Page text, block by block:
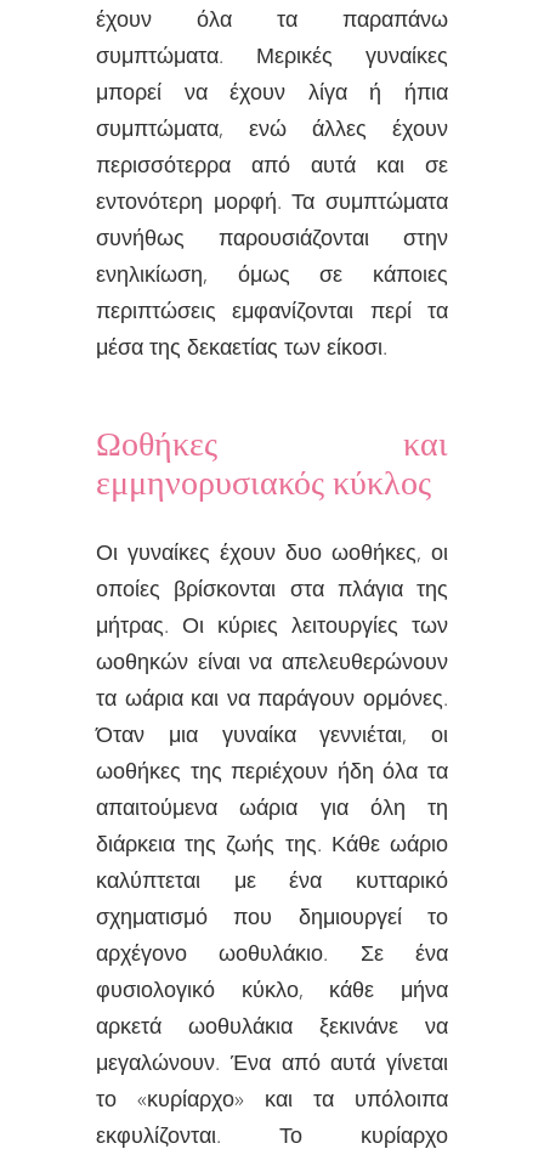
έχουν όλα τα παραπάνω
συμπτώματα. Μερικές γυναίκες
μπορεί να έχουν λίγα ή ήπια
συμπτώματα, ενώ άλλες έχουν
περισσότερρα από αυτά και σε
εντονότερη μορφή. Τα συμπτώματα
συνήθως παρουσιάζονται στην
ενηλικίωση, όμως σε κάποιες
περιπτώσεις εμφανίζονται περί τα
μέσα της δεκαετίας των είκοσι.
Ωοθήκες και
εμμηνορυσιακός κύκλος
Οι γυναίκες έχουν δυο ωοθήκες, οι
οποίες βρίσκονται στα πλάγια της
μήτρας. Οι κύριες λειτουργίες των
ωοθηκών είναι να απελευθερώνουν
τα ωάρια και να παράγουν ορμόνες.
Όταν μια γυναίκα γεννιέται, οι
ωοθήκες της περιέχουν ήδη όλα τα
απαιτούμενα ωάρια για όλη τη
διάρκεια της ζωής της. Κάθε ωάριο
καλύπτεται με ένα κυτταρικό
σχηματισμό που δημιουργεί το
αρχέγονο ωοθυλάκιο. Σε ένα
φυσιολογικό κύκλο, κάθε μήνα
αρκετά ωοθυλάκια ξεκινάνε να
μεγαλώνουν. Ένα από αυτά γίνεται
το «κυρίαρχο» και τα υπόλοιπα
εκφυλίζονται. Το κυρίαρχο